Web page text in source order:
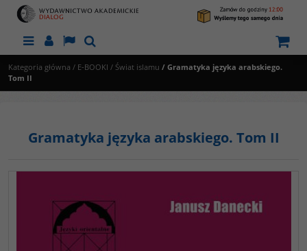
MenuPanelLangSzukaj
Kategoria główna / E-BOOKI / Świat islamu / Gramatyka języka arabskiego.
Tom II
Gramatyka języka arabskiego. Tom II